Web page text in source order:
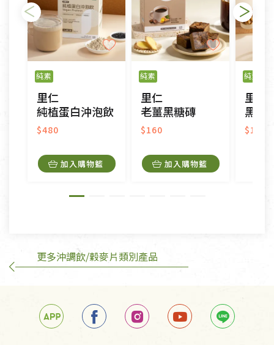
不適用七天鑑賞期商品：
以數位或電磁紀錄形式儲存之商品、易於變質或損壞
之商品、以及性質上無法或不適合退換之商品：如
CD、VCD、DVD、電腦軟體，若產品瑕疵無法讀取僅
接受原片換新。
衣飾鞋類-如T恤，如於送達後水洗或污損者。
美容保養用品、內衣褲、襪子、口罩等私人消耗性產
內衣褲、襪子、口罩個人衛生用品除商品本身有瑕疵
外,依據《通訊交易解除權合理例外情事適用準
訂購手抄稿退貨需知：
若未保持原包裝方式或未使用原箱退回，導致書籍有
任何折損、磨損、污損或凹角，將不接受退貨，也不
純素
里仁
純植蛋白沖泡飲
$480
加入購物籃
純素
里仁
老薑黑糖磚
$160
加入購物籃
純素
里仁
黑米核
$190
更多沖調飲/穀麥片類別產品